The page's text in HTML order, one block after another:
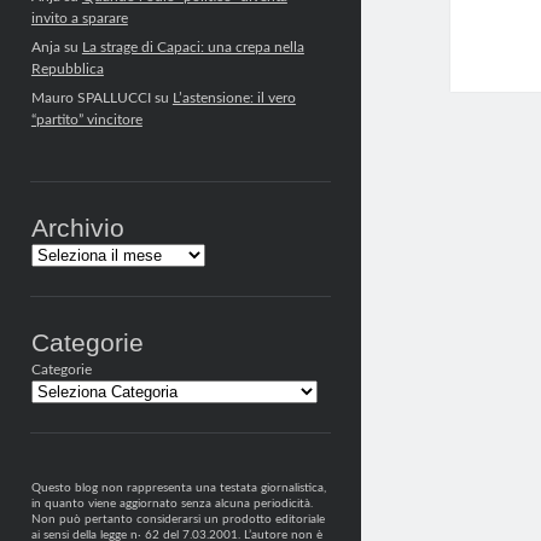
invito a sparare
Anjasu La strage di Capaci: una crepa nella
Repubblica
Mauro SPALLUCCIsu L’astensione: il vero
“partito” vincitore
Archivio
Archivi
Categorie
Categorie
Questo blog non rappresenta una testata giornalistica,
in quanto viene aggiornato senza alcuna periodicità.
Non può pertanto considerarsi un prodotto editoriale
ai sensi della legge n· 62 del 7.03.2001. L’autore non è